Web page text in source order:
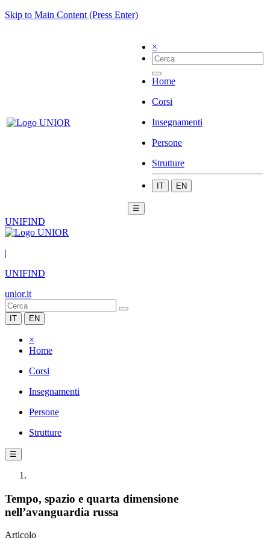
Skip to Main Content (Press Enter)
×
Home
Corsi
Insegnamenti
Persone
Strutture
IT EN
☰
UNIFIND
|
UNIFIND
unior.it
IT EN
×
Home
Corsi
Insegnamenti
Persone
Strutture
☰
Tempo, spazio e quarta dimensione
nell’avanguardia russa
Articolo